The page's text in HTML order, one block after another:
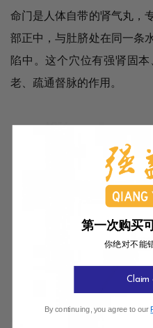
命门是人体自带的肾气丸，
部正中，与肚脐处在同一条
陷中。这个穴位有强肾固
老、疏通督脉的作用。
第一次购买
你绝对不能
Claim
By continuing, you agree to our